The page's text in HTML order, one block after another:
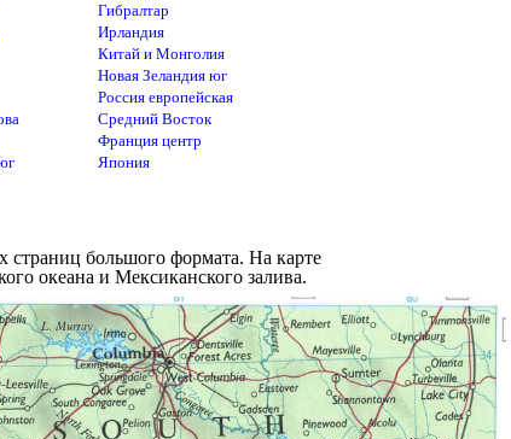
Гибралтар
Ирландия
Китай и Монголия
Новая Зеландия юг
Россия европейская
Средний Восток
Франция центр
Япония
страниц большого формата. На карте
океана и Мексиканского залива.